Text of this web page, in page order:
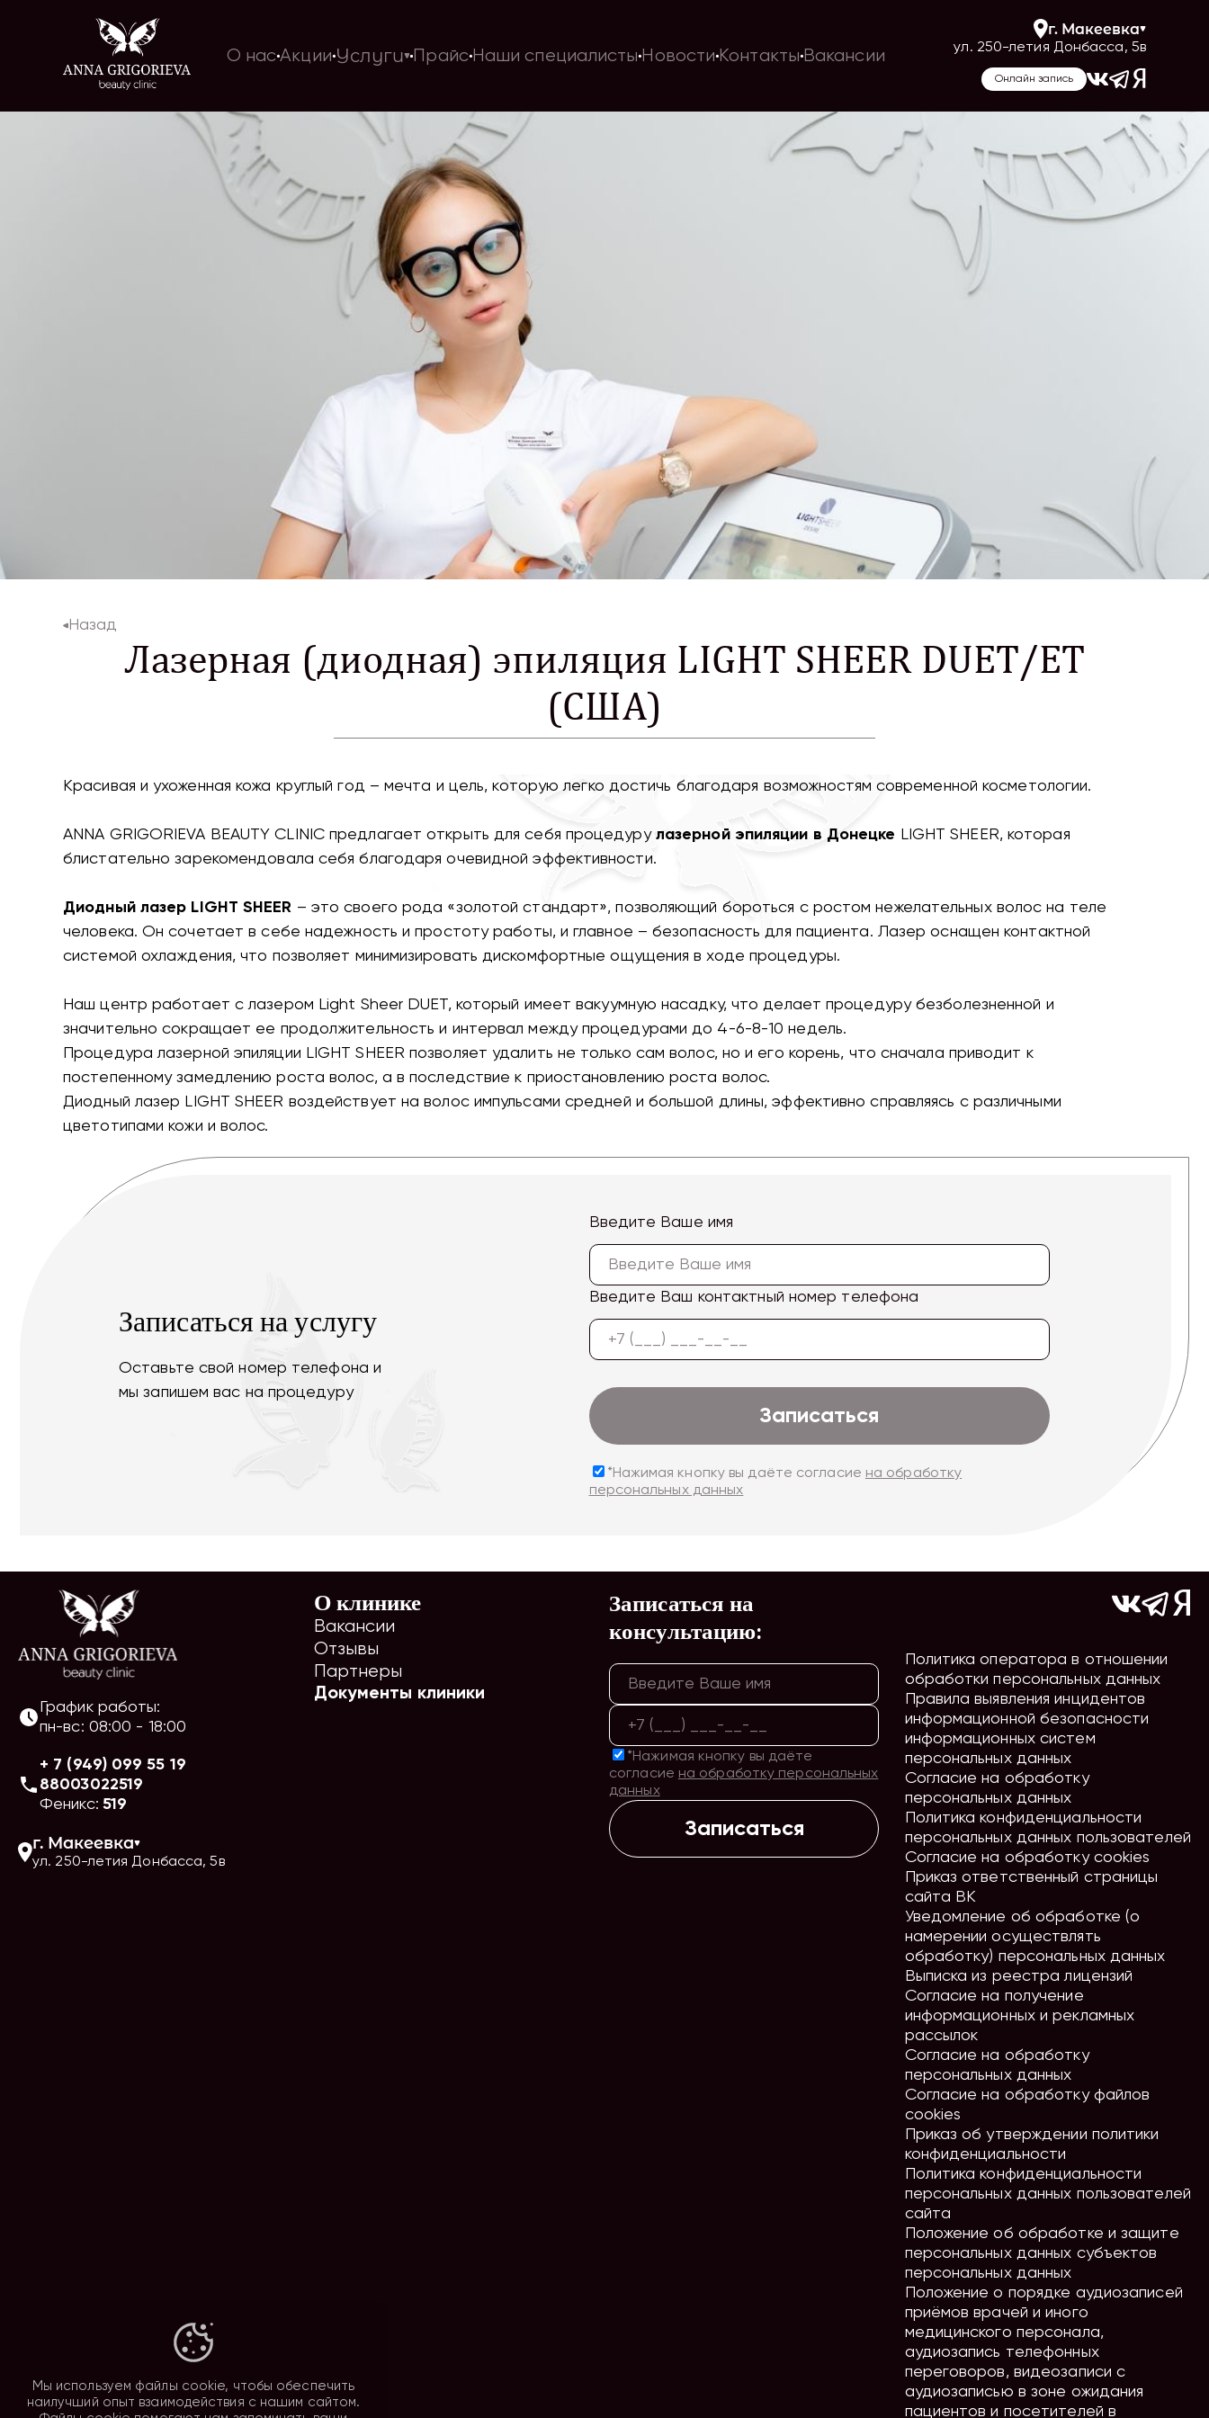
О насАкции Услуги ПрайсНаши специалисты Новости Контакты Вакансии
г. Макеевка
ул. 250-летия Донбасса, 5в
Онлайн запись
Назад
Лазерная (диодная) эпиляция LIGHT SHEER DUET/ET
(США)
Красивая и ухоженная кожа круглый год – мечта и цель, которую легко достичь благодаря возможностям современной косметологии.
ANNA GRIGORIEVA BEAUTY CLINIC предлагает открыть для себя процедуру лазерной эпиляции в Донецке LIGHT SHEER, которая
блистательно зарекомендовала себя благодаря очевидной эффективности.
Диодный лазер LIGHT SHEER – это своего рода «золотой стандарт», позволяющий бороться с ростом нежелательных волос на теле
человека. Он сочетает в себе надежность и простоту работы, и главное – безопасность для пациента. Лазер оснащен контактной
системой охлаждения, что позволяет минимизировать дискомфортные ощущения в ходе процедуры.
Наш центр работает с лазером Light Sheer DUET, который имеет вакуумную насадку, что делает процедуру безболезненной и
значительно сокращает ее продолжительность и интервал между процедурами до 4-6-8-10 недель.
Процедура лазерной эпиляции LIGHT SHEER позволяет удалить не только сам волос, но и его корень, что сначала приводит к
постепенному замедлению роста волос, а в последствие к приостановлению роста волос.
Диодный лазер LIGHT SHEER воздействует на волос импульсами средней и большой длины, эффективно справляясь с различными
цветотипами кожи и волос.
Записаться на услугу
Оставьте свой номер телефона и
мы запишем вас на процедуру
Введите Ваше имя
Введите Ваш контактный номер телефона
Записаться
*Нажимая кнопку вы даёте согласие на обработку
персональных данных
График работы:
пн-вс: 08:00 - 18:00
+ 7 (949) 099 55 19
88003022519
Феникс: 519
г. Макеевка
ул. 250-летия Донбасса, 5в
О клинике
Вакансии
Отзывы
Партнеры
Документы клиники
Записаться на
консультацию:
*Нажимая кнопку вы даёте
согласие на обработку персональных
данных
Записаться
Политика оператора в отношении
обработки персональных данных
Правила выявления инцидентов
информационной безопасности
информационных систем
персональных данных
Согласие на обработку
персональных данных
Политика конфиденциальности
персональных данных пользователей
Согласие на обработку cookies
Приказ ответственный страницы
сайта ВК
Уведомление об обработке (о
намерении осуществлять
обработку) персональных данных
Выписка из реестра лицензий
Согласие на получение
информационных и рекламных
рассылок
Согласие на обработку
персональных данных
Согласие на обработку файлов
cookies
Приказ об утверждении политики
конфиденциальности
Политика конфиденциальности
персональных данных пользователей
сайта
Положение об обработке и защите
персональных данных субъектов
персональных данных
Положение о порядке аудиозаписей
приёмов врачей и иного
медицинского персонала,
аудиозапись телефонных
переговоров, видеозаписи с
аудиозаписью в зоне ожидания
пациентов и посетителей в
Мы используем файлы cookie, чтобы обеспечить
наилучший опыт взаимодействия с нашим сайтом.